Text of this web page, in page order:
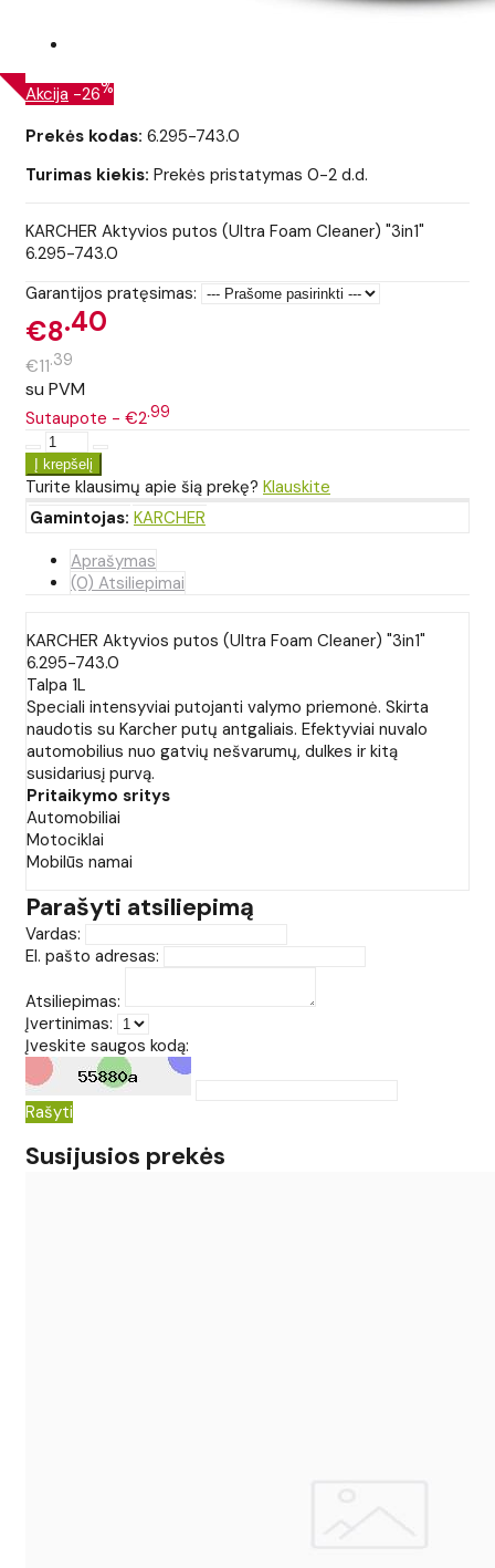
Akcija -26%
Prekės kodas: 6.295-743.0
Turimas kiekis: Prekės pristatymas 0-2 d.d.
KARCHER Aktyvios putos (Ultra Foam Cleaner) "3in1"
6.295-743.0
Garantijos pratęsimas:
€8 40
€11 39
su PVM
Sutaupote - €299
Turite klausimų apie šią prekę? Klauskite
Gamintojas: KARCHER
Aprašymas
(0) Atsiliepimai
KARCHER Aktyvios putos (Ultra Foam Cleaner) "3in1"
6.295-743.0
Talpa 1L
Speciali intensyviai putojanti valymo priemonė. Skirta
naudotis su Karcher putų antgaliais. Efektyviai nuvalo
automobilius nuo gatvių nešvarumų, dulkes ir kitą
susidariusį purvą.
Pritaikymo sritys
Automobiliai
Motociklai
Mobilūs namai
Parašyti atsiliepimą
Vardas:
El. pašto adresas:
Atsiliepimas:
Įvertinimas:
Įveskite saugos kodą:
Rašyti
Susijusios prekės